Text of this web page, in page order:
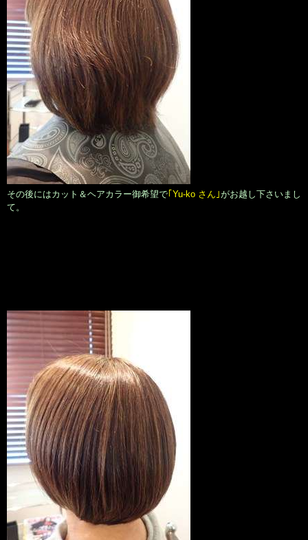
その後にはカット＆ヘアカラー御希望で｢Yu-ko さん｣がお越し下さいまし
て。